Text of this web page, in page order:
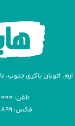
اتوبان باکری جنوب،
تلفن: ۰۲۱۴۷۱۹۰۰۰۰
فکس: ۰۲۱۴۴۳۶۰۸۹۹